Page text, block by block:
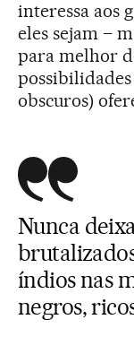
interessa aos
eles sejam –
para melhor
obscuros)
Nunca
índios nas
negros,